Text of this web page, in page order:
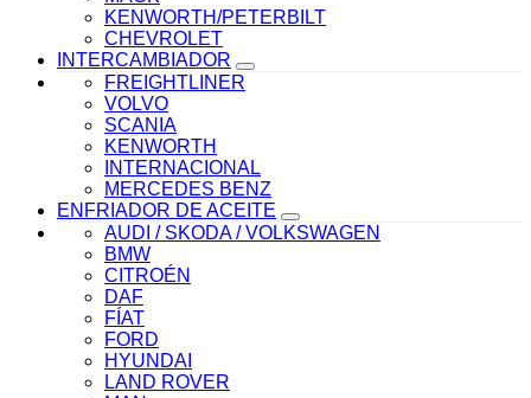
KENWORTH/PETERBILT
CHEVROLET
INTERCAMBIADOR
FREIGHTLINER
VOLVO
SCANIA
KENWORTH
INTERNACIONAL
MERCEDES BENZ
ENFRIADOR DE ACEITE
AUDI / SKODA / VOLKSWAGEN
BMW
CITROÉN
DAF
FÍAT
FORD
HYUNDAI
LAND ROVER